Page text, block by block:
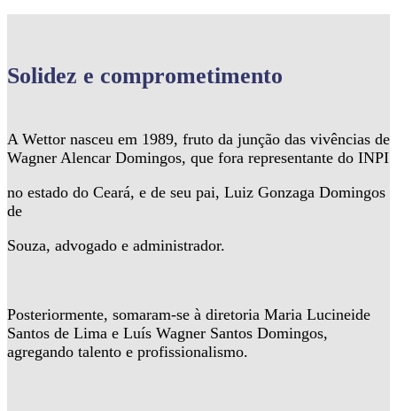
Solidez e comprometimento
A Wettor nasceu em 1989, fruto da junção das vivências de
Wagner Alencar Domingos, que fora representante do INPI
no estado do Ceará, e de seu pai, Luiz Gonzaga Domingos
de
Souza, advogado e administrador.
Posteriormente, somaram-se à diretoria Maria Lucineide
Santos de Lima e Luís Wagner Santos Domingos,
agregando talento e profissionalismo.